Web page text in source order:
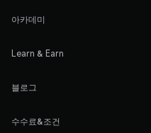
아카데미
Learn & Earn
블로그
수수료&조건